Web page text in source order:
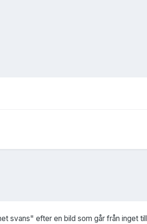
svans" efter en bild som går från inget